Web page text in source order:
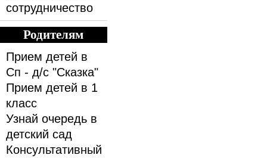
сотрудничество
Родителям
Прием детей в
Сп - д/с "Сказка"
Прием детей в 1
класс
Узнай очередь в
детский сад
Консультативный